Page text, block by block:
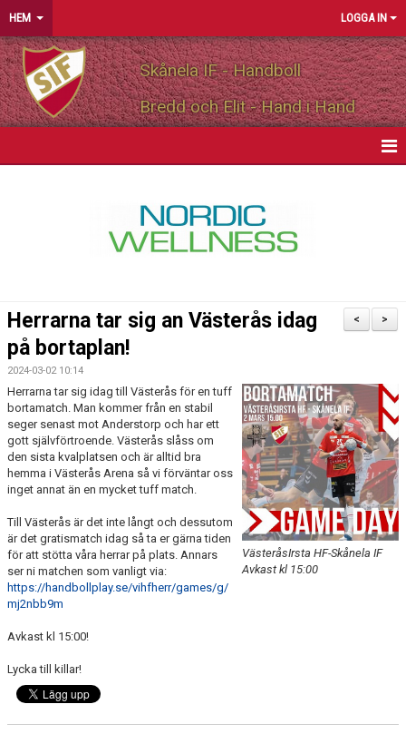
HEM LOGGA IN
Skånela IF - Handboll
Bredd och Elit - Hand i Hand
PARTNERS
KALENDER
KONTAKT LAG
DOMARE/FUNKTIONÄRER
DOKUMENT
LÄNKAR
>
<
Herrarna tar sig an Västerås idag
på bortaplan!
2024-03-02 10:14
VästeråsIrsta HF-Skånela IF
Avkast kl 15:00
Herrarna tar sig idag till Västerås för en tuff
bortamatch. Man kommer från en stabil
seger senast mot Anderstorp och har ett
gott självförtroende. Västerås slåss om
den sista kvalplatsen och är alltid bra
hemma i Västerås Arena så vi förväntar oss
inget annat än en mycket tuff match.
Till Västerås är det inte långt och dessutom
är det gratismatch idag så ta er gärna tiden
för att stötta våra herrar på plats. Annars
ser ni matchen som vanligt via:
https://handbollplay.se/vihfherr/games/g/
mj2nbb9m
Avkast kl 15:00!
Lycka till killar!